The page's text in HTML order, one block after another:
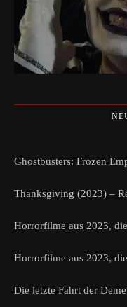
Ghostbusters: Frozen
Thanksgiving (2023) –
Horrorfilme aus 2023,
Horrorfilme aus 2023,
Die letzte Fahrt der